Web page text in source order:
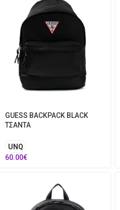
GUESS BACKPACK BLACK
ΤΣΑΝΤΑ
UNQ
60.00€